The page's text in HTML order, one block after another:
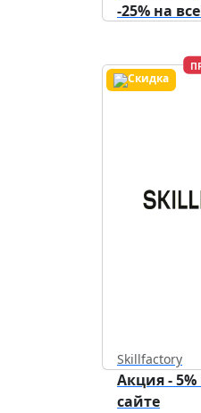
-25% на
Skillfactory
Акция -
сайте